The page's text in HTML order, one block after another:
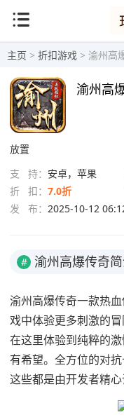
主页 > 折扣游戏 > 渝州高
渝州高
放置
支 持： 安卓，苹果
折 扣： 7.0折
发 布： 2025-10-12
# 渝州高爆传奇
渝州高爆传奇一款热
戏中体验更多刺激的
在这里体验到纯粹的
有希望。全方位的对
这些都是由开发者精心